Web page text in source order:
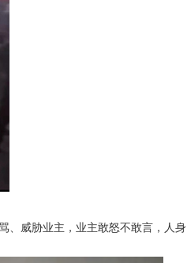
威胁业主，业主敢怒不敢言，人身